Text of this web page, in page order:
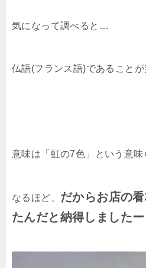
気になって調べると…
仏語(フランス語)であることが
意味は「虹の7色」という意味
なるほど、 だからお店の
たんだと納得しましたー